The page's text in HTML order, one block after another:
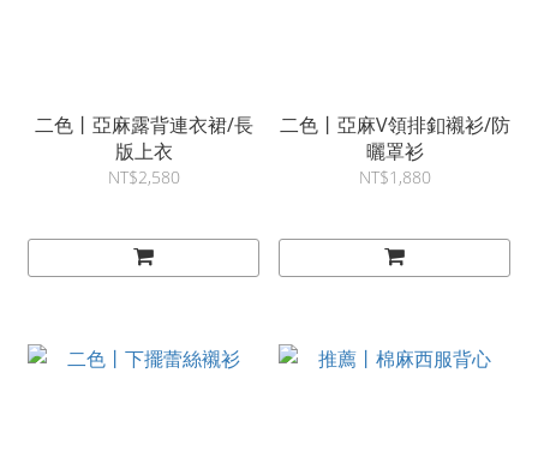
二色丨亞麻露背連衣裙/長
版上衣
NT$2,580
二色丨亞麻V領排釦襯衫/防
曬罩衫
NT$1,880